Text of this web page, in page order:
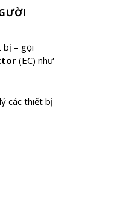
bị – gọi
(EC) như
các thiết bị